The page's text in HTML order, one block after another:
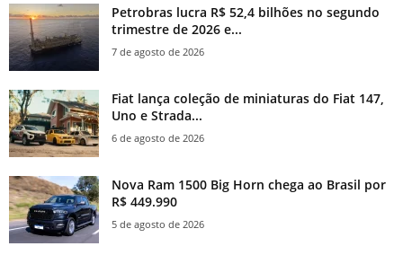
Petrobras lucra R$ 52,4 bilhões no segundo
trimestre de 2026 e...
7 de agosto de 2026
Fiat lança coleção de miniaturas do Fiat 147,
Uno e Strada...
6 de agosto de 2026
Nova Ram 1500 Big Horn chega ao Brasil por
R$ 449.990
5 de agosto de 2026